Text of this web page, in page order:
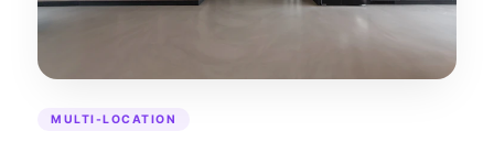
MULTI-LOCATION